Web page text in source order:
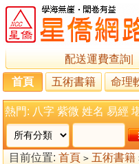
配送運費查詢
首頁
五術書籍 命理
熱門: 八字 紫微 姓名 易經
目前位置: 首頁 > 五術書籍